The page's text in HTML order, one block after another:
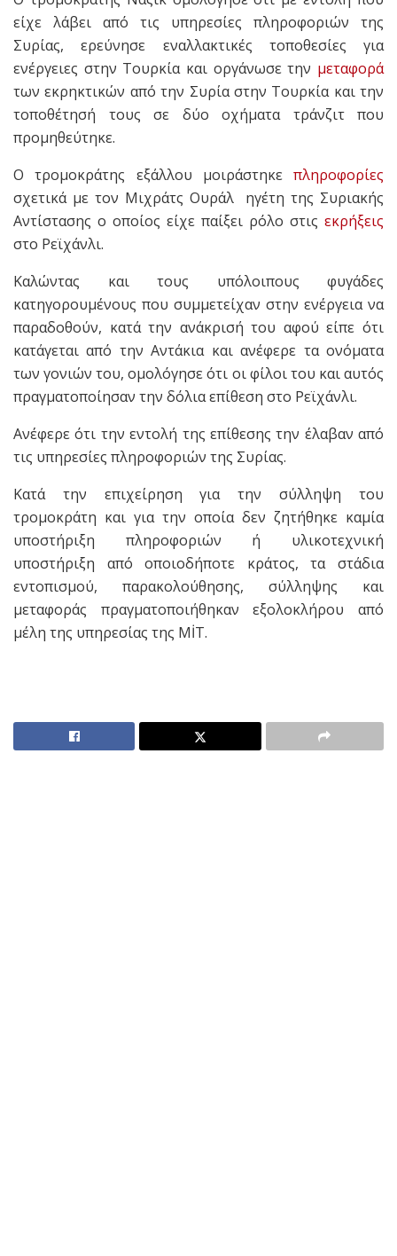
είχε λάβει από τις υπηρεσίες πληροφοριών της
Συρίας, ερεύνησε εναλλακτικές τοποθεσίες για
ενέργειες στην Τουρκία και οργάνωσε την μεταφορά
των εκρηκτικών από την Συρία στην Τουρκία και την
τοποθέτησή τους σε δύο οχήματα τράνζιτ που
προμηθεύτηκε.
Ο τρομοκράτης εξάλλου μοιράστηκε πληροφορίες
σχετικά με τον Μιχράτς Ουράλ ηγέτη της Συριακής
Αντίστασης ο οποίος είχε παίξει ρόλο στις εκρήξεις
στο Ρεϊχάνλι.
Καλώντας και τους υπόλοιπους φυγάδες
κατηγορουμένους που συμμετείχαν στην ενέργεια να
παραδοθούν, κατά την ανάκρισή του αφού είπε ότι
κατάγεται από την Αντάκια και ανέφερε τα ονόματα
των γονιών του, ομολόγησε ότι οι φίλοι του και αυτός
πραγματοποίησαν την δόλια επίθεση στο Ρεϊχάνλι.
Ανέφερε ότι την εντολή της επίθεσης την έλαβαν από
τις υπηρεσίες πληροφοριών της Συρίας.
Κατά την επιχείρηση για την σύλληψη του
τρομοκράτη και για την οποία δεν ζητήθηκε καμία
υποστήριξη πληροφοριών ή υλικοτεχνική
υποστήριξη από οποιοδήποτε κράτος, τα στάδια
εντοπισμού, παρακολούθησης, σύλληψης και
μεταφοράς πραγματοποιήθηκαν εξολοκλήρου από
μέλη της υπηρεσίας της MİT.